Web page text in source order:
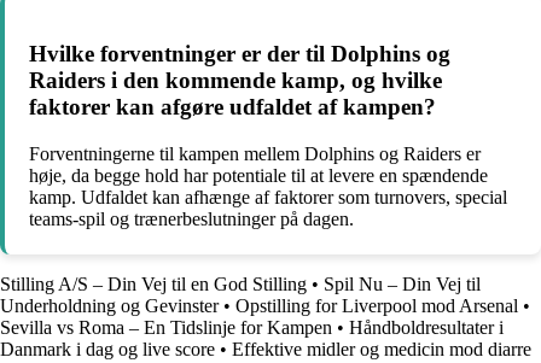
Hvilke forventninger er der til Dolphins og
Raiders i den kommende kamp, og hvilke
faktorer kan afgøre udfaldet af kampen?
Forventningerne til kampen mellem Dolphins og Raiders er
høje, da begge hold har potentiale til at levere en spændende
kamp. Udfaldet kan afhænge af faktorer som turnovers, special
teams-spil og trænerbeslutninger på dagen.
Stilling A/S – Din Vej til en God Stilling • Spil Nu – Din Vej til
Underholdning og Gevinster• Opstilling for Liverpool mod Arsenal •
Sevilla vs Roma – En Tidslinje for Kampen • Håndboldresultater i
Danmark i dag og live score • Effektive midler og medicin mod diarre